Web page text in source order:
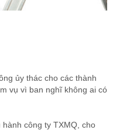
ủy thác cho các thành
vụ vì ban nghĩ không ai có
công ty TXMQ, cho